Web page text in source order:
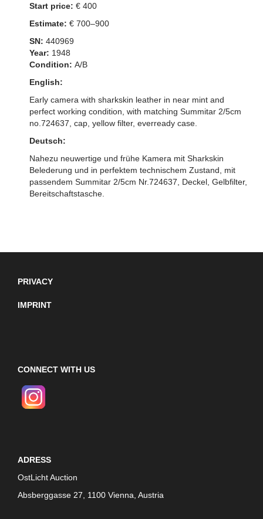
Start price: € 400
Estimate: € 700–900
SN: 440969
Year: 1948
Condition: A/B
English:
Early camera with sharkskin leather in near mint and
perfect working condition, with matching Summitar 2/5cm
no.724637, cap, yellow filter, everready case.
Deutsch:
Nahezu neuwertige und frühe Kamera mit Sharkskin
Belederung und in perfektem technischem Zustand, mit
passendem Summitar 2/5cm Nr.724637, Deckel, Gelbfilter,
Bereitschaftstasche.
PRIVACY
IMPRINT
CONNECT WITH US
ADRESS
OstLicht Auction
Absberggasse 27, 1100 Vienna, Austria